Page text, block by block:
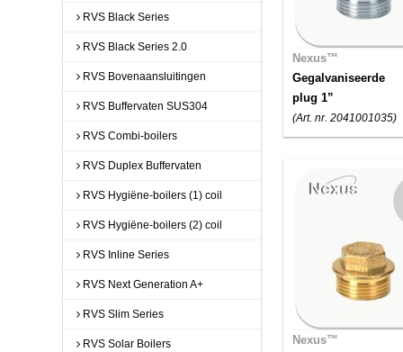
RVS Black Series
RVS Black Series 2.0
RVS Bovenaansluitingen
RVS Buffervaten SUS304
RVS Combi-boilers
RVS Duplex Buffervaten
RVS Hygiëne-boilers (1) coil
RVS Hygiëne-boilers (2) coil
RVS Inline Series
RVS Next Generation A+
RVS Slim Series
RVS Solar Boilers
Nexus™
Gegalvaniseerde
plug 1”
(Art. nr. 2041001035)
Nexus™